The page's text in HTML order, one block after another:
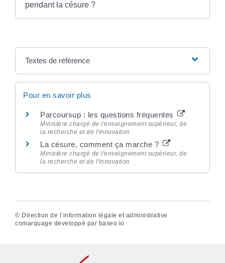
pendant la césure ?
Textes de référence
Pour en savoir plus
Parcoursup : les questions fréquentes
Ministère chargé de l'enseignement supérieur, de
la recherche et de l'innovation
La césure, comment ça marche ?
Ministère chargé de l'enseignement supérieur, de
la recherche et de l'innovation
© Direction de l’information légale et administrative
comarquage developpé par baseo.io